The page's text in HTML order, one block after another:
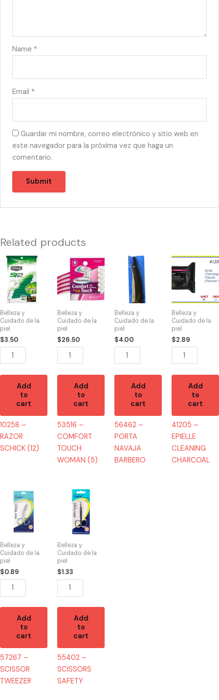
Name *
Email *
Guardar mi nombre, correo electrónico y sitio web en
este navegador para la próxima vez que haga un
comentario.
Related products
Belleza y
Cuidado de la
piel
$3.50
10258
RAZOR
SCHICK
(12)
quantity
Add
to
cart
10258 –
RAZOR
SCHICK (12)
Belleza y
Cuidado de la
piel
$26.50
53516
COMFORT
TOUCH
WOMAN
(5)
quantity
Add
to
cart
53516 –
COMFORT
TOUCH
WOMAN (5)
Belleza y
Cuidado de la
piel
$4.00
56462
PORTA
NAVAJA
BARBERO
quantity
Add
to
cart
56462 –
PORTA
NAVAJA
BARBERO
Belleza y
Cuidado de la
piel
$2.89
41205
-
EPIELLE
CLEANING
CHARCOAL
quantity
Add
to
cart
41205 –
EPIELLE
CLEANING
CHARCOAL
Belleza y
Cuidado de la
piel
$0.89
57267
SCISSOR
TWEEZER
quantity
Add
to
cart
57267 –
SCISSOR
TWEEZER
Belleza y
Cuidado de la
piel
$1.33
55402
SCISSORS
SAFETY
quantity
Add
to
cart
55402 –
SCISSORS
SAFETY